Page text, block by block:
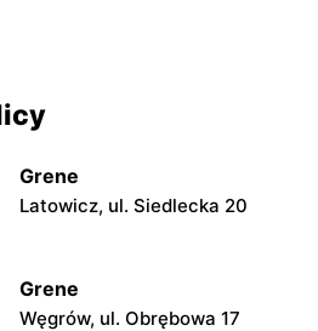
Grene
Latowicz, ul. Siedlecka 20
Grene
Węgrów, ul. Obrębowa 17